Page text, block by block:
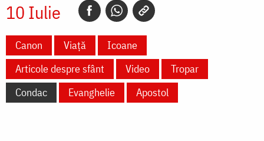
10 Iulie
Canon Viață
Icoane
Articole despre sfânt
Video
Tropar
Condac
Evanghelie Apostol